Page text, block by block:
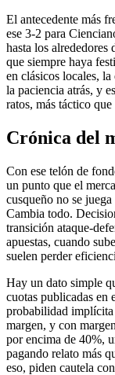
El antecedente más
ese 3-2 para
hasta los
que siempre haya
en clásicos locales,
la paciencia atrás, y
ratos, más táctico que
Crónica del
Con ese telón de
un punto que el
cusqueño no se
Cambia todo.
transición ataque-
apuestas, cuando
suelen perder
Hay un dato simple
cuotas publicadas en
probabilidad implícita
margen, y con
por encima de 40%,
pagando relato más
eso, piden cautela